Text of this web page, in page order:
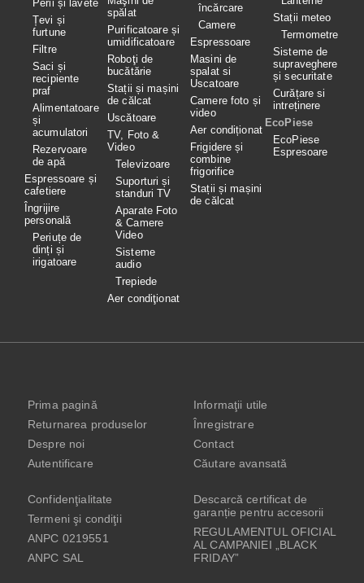
Perii și lavete
Țevi și
furtune
Filtre
Saci și
recipiente
praf
Alimentatoare
și
acumulatori
Rezervoare
de apă
Espressoare și
cafetiere
Îngrijire
personală
Periuțe de
dinți și
irigatoare
spălat
Purificatoare și
umidificatoare
Roboţi de
bucătărie
Stații și mașini
de călcat
Uscătoare
TV, Foto &
Video
Televizoare
Suporturi și
standuri TV
Aparate Foto
& Camere
Video
Sisteme
audio
Trepiede
Aer condiţionat
încărcare
Camere
Espressoare
Masini de
spalat si
Uscatoare
Camere foto și
video
Aer condiționat
Frigidere și
combine
frigorifice
Stații și mașini
de călcat
Stații meteo
Termometre
Sisteme de
supraveghere
și securitate
Curățare si
intreținere
EcoPiese
EcoPiese
Espresoare
Prima pagină
Returnarea produselor
Despre noi
Autentificare
Informaţii utile
Înregistrare
Contact
Căutare avansată
Confidenţialitate
Termeni şi condiţii
ANPC 0219551
ANPC SAL
Descarcă certificat de
garanție pentru accesorii
REGULAMENTUL OFICIAL
AL CAMPANIEI „BLACK
FRIDAY”